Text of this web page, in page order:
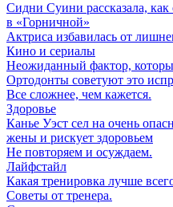
Сидни Суини рассказала,
в «Горничной»
Актриса избавилась от
Кино и сериалы
Неожиданный фактор,
Ортодонты советуют это
Все сложнее, чем кажется.
Здоровье
Канье Уэст сел на очень
жены и рискует здоровьем
Не повторяем и осуждаем.
Лайфстайл
Какая тренировка лучше
Советы от тренера.